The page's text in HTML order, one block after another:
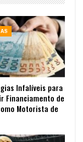
Infalíveis para
Financiamento de
Motorista de